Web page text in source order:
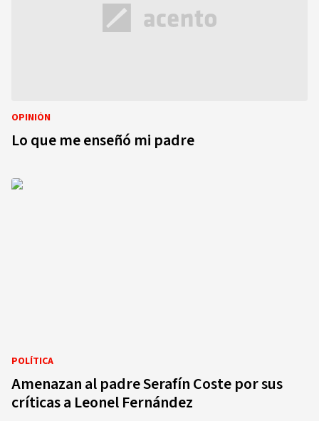
OPINIÓN
Lo que me enseñó mi padre
POLÍTICA
Amenazan al padre Serafín Coste por sus
críticas a Leonel Fernández